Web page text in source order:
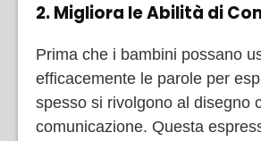
2. Migliora le Abilità di
Prima che i bambini possano
efficacemente le parole per
spesso si rivolgono al disegno
comunicazione. Questa